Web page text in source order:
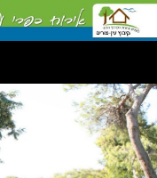
לדלג
לתוכן